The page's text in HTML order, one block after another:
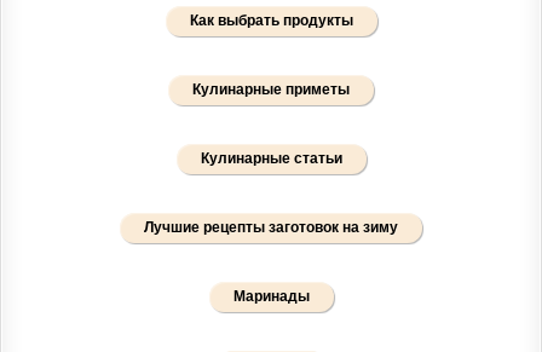
Как выбрать продукты
Кулинарные приметы
Кулинарные статьи
Лучшие рецепты заготовок на зиму
Маринады